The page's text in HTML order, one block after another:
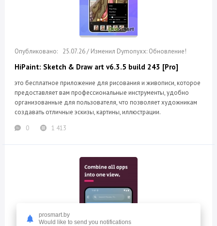
25.07.26 / Изменил Dymonyxx: Обновление!
HiPaint: Sketch & Draw art v6.3.5 build 243 [Pro]
это бесплатное приложение для рисования и живописи, которое
предоставляет вам профессиональные инструменты, удобно
организованные для пользователя, что позволяет художникам
создавать отличные эскизы, картины, иллюстрации.
0
1 413
prosmart.by
Would like to send you notifications